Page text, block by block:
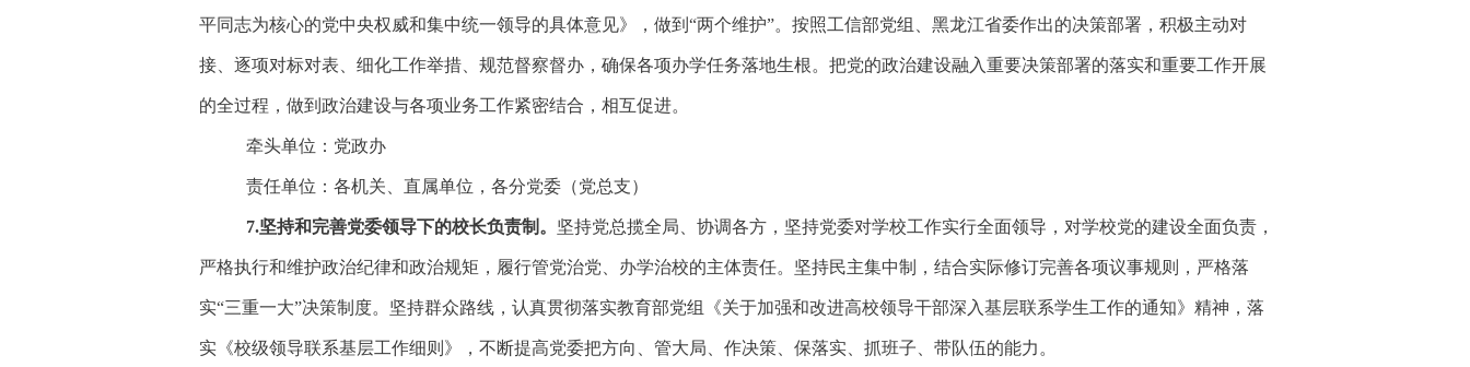
平同志为核心的党中央权威和集中统一领导的具体意见》，做到 “两个维护”。按照工信部党组、黑龙江省委作出的决策部署，积极主动对
接、逐项对标对表、细化工作举措、规范督察督办，确保各项办学任务落地生根。把党的政治建设融入重要决策部署的落实和重要工作开展
的全过程，做到政治建设与各项业务工作紧密结合，相互促进。
牵头单位：党政办
责任单位：各机关、直属单位，各分党委（党总支）
7.坚持和完善党委领导下的校长负责制。 坚持党总揽全局、协调各方，坚持党委对学校工作实行全面领导，对学校党的建设全面负责，
严格执行和维护政治纪律和政治规矩，履行管党治党、办学治校的主体责任。坚持民主集中制，结合实际修订完善各项议事规则，严格落
实“三重一大”决策制度。坚持群众路线，认真贯彻落实教育部党组《关于加强和改进高校领导干部深入基层联系学生工作的通知》精神，落
实《校级领导联系基层工作细则》，不断提高党委把方向、管大局、作决策、保落实、抓班子、带队伍的能力。